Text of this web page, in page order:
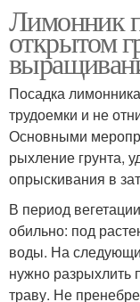
Лимонник
открытом
Посадка
трудоемки и не
Основными
рыхление грунта,
опрыскивания в
В период
обильно: под
воды. На
нужно разрыхлить
траву. Не